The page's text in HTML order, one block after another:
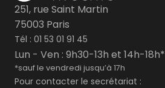
251, rue Saint Martin
75003 Paris
Tél : 01 53 01 91 45
Lun - Ven : 9h30-13h et 14h-18h*
*sauf le vendredi jusqu’à 17h
Pour contacter le secrétariat :